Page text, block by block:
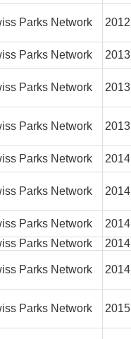
Parks Network 2012
Parks Network 2013
Parks Network 2013
Parks Network 2013
Parks Network 2014
Parks Network 2014
Parks Network
2014
Parks Network 2014
Parks Network 2014
Parks Network 2015